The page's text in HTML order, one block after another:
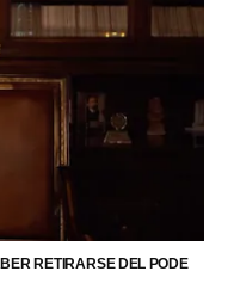
RETIRARSE DEL PODE